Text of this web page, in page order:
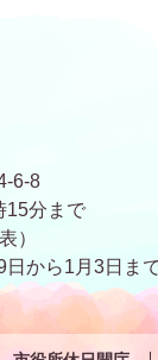
6-8
15分まで
）
日から1月3日ま